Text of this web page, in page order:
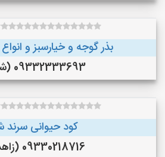
بذر گوجه و خیارسبز و
09332333693 (شیراز )
کود حیوانی سرند
09330218716 (زاهدان )